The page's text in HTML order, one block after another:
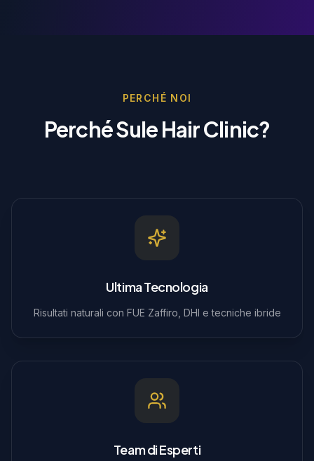
PERCHÉ NOI
Perché Sule Hair Clinic?
Ultima Tecnologia
Risultati naturali con FUE Zaffiro, DHI e tecniche ibride
Team di Esperti